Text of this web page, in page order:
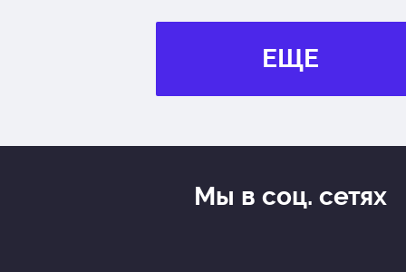
ЕЩЕ
Мы в соц. сетях